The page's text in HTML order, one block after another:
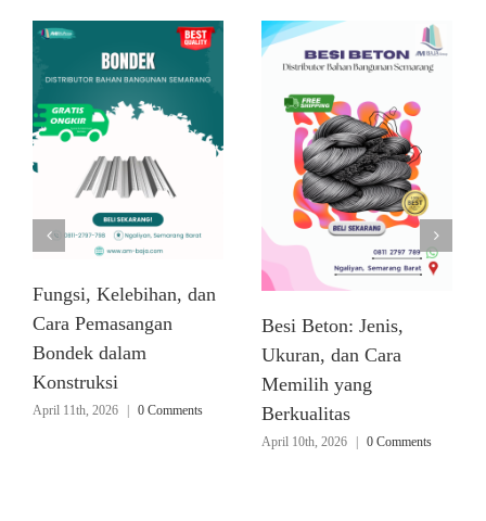
Fungsi, Kelebihan, dan
Cara Pemasangan
Bondek dalam
Konstruksi
April 11th, 2026 | 0 Comments
Besi Beton: Jenis,
Ukuran, dan Cara
Memilih yang
Berkualitas
April 10th, 2026 0 Comments